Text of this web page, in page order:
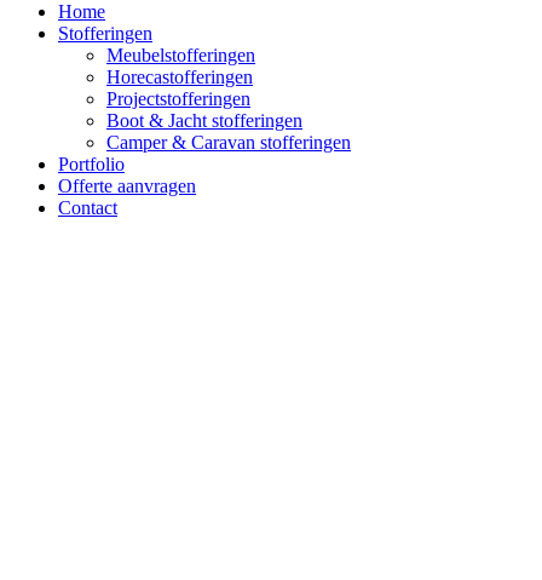
Home
Stofferingen
Meubelstofferingen
Horecastofferingen
Projectstofferingen
Boot & Jacht stofferingen
Camper & Caravan stofferingen
Portfolio
Offerte aanvragen
Contact